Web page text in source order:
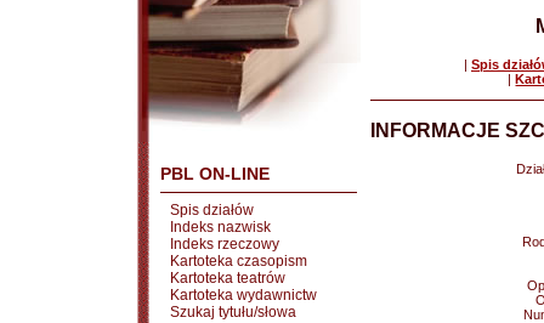
PBL ON-LINE
Spis działów
Indeks nazwisk
Indeks rzeczowy
Kartoteka czasopism
Kartoteka teatrów
Kartoteka wydawnictw
Szukaj tytułu/słowa
| Spis
|
INFORMACJE